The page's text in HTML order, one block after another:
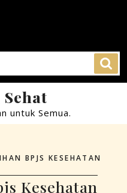
untuk Semua.
BPJS KESEHATAN
Kesehatan